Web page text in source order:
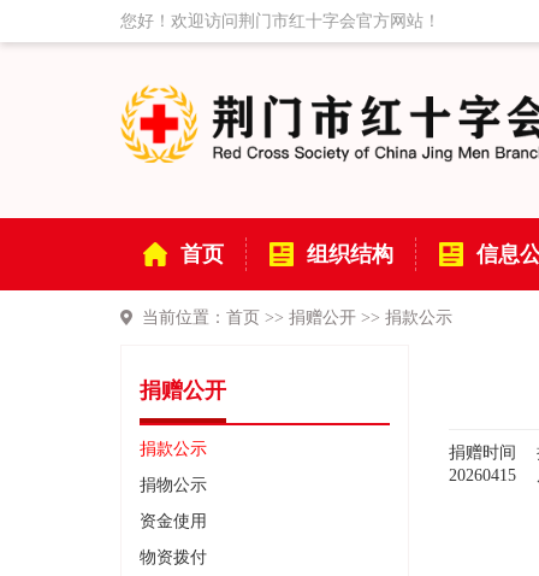
您好！欢迎访问荆门市红十字会官方网站！
首页 组织结构 信息
当前位置： 首页 >> 捐赠公开 >> 捐款公示
捐赠公开
捐款公示
捐物公示
资金使用
物资拨付
捐赠时间
20260415